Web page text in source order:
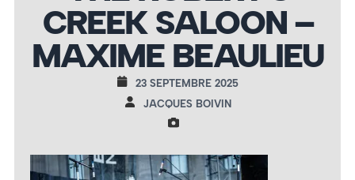
CREEK SALOON –
MAXIME BEAULIEU
23 SEPTEMBRE 2025
JACQUES BOIVIN